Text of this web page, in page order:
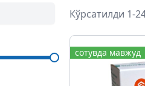
Кўрсатилди 1-
сотувда мавжуд